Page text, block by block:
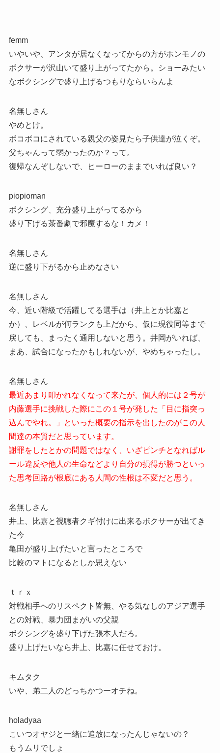
femm
いやいや、アンタが居なくなってからの方がホンモノの
ボクサーが沢山いて盛り上がってたから。ショーみたい
なボクシングで盛り上げるつもりならいらんよ
名無しさん
やめとけ。
ボコボコにされている親父の姿見たら子供達が泣くぞ。
父ちゃんって弱かったのか？って。
復帰なんぞしないで、ヒーローのままでいれば良い？
piopioman
ボクシング、充分盛り上がってるから
盛り下げる茶番劇で邪魔するな！カメ！
名無しさん
逆に盛り下がるから止めなさい
名無しさん
今、近い階級で活躍してる選手は（井上とか比嘉と
か）、レベルが何ランクも上だから、仮に現役同等まで
戻しても、まったく通用しないと思う。井岡がいれば、
まあ、試合になったかもしれないが、やめちゃったし。
名無しさん
最近あまり叩かれなくなって来たが、個人的には２号が
内藤選手に挑戦した際にこの１号が発した「目に指突っ
込んでやれ。」といった概要の指示を出したのがこの人
間達の本質だと思っています。
謝罪をしたとかの問題ではなく、いざピンチとなればル
ール違反や他人の生命などより自分の損得が勝つといっ
た思考回路が根底にある人間の性根は不変だと思う。
名無しさん
井上、比嘉と視聴者クギ付けに出来るボクサーが出てき
た今
亀田が盛り上げたいと言ったところで
比較のマトになるとしか思えない
ｔｒｘ
対戦相手へのリスペクト皆無、やる気なしのアジア選手
との対戦、暴力団まがいの父親
ボクシングを盛り下げた張本人だろ。
盛り上げたいなら井上、比嘉に任せておけ。
キムタク
いや、弟二人のどっちかつーオチね。
holadyaa
こいつオヤジと一緒に追放になったんじゃないの？
もうムリでしょ